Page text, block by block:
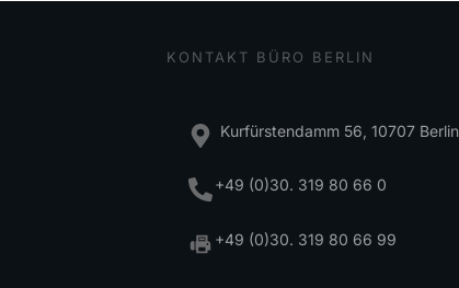
KONTAKT BÜRO BERLIN
Kurfürstendamm 56, 10707 Berlin
+49 (0)30. 319 80 66 0
+49 (0)30. 319 80 66 99